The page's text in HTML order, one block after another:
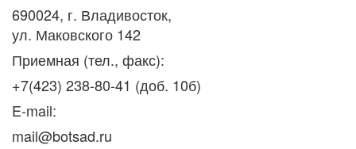
690024, г. Владивосток,
ул. Маковского 142
Приемная (тел., факс):
+7(423) 238-80-41 (доб. 10б)
E-mail:
mail@botsad.ru